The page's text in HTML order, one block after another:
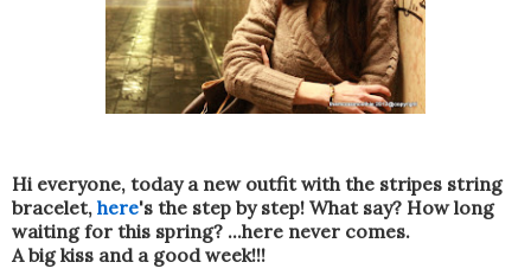
Hi everyone, today a new outfit with the stripes string
bracelet, here's the step by step! What say? How long
waiting for this spring? ...here never comes.
A big kiss and a good week!!!